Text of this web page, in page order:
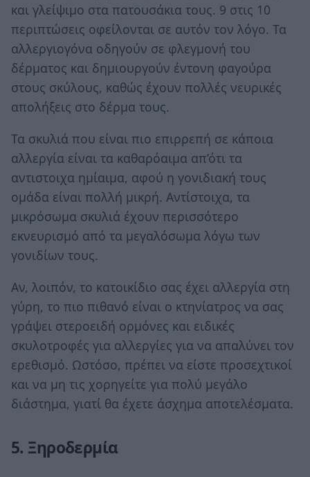
και γλείψιμο στα πατουσάκια τους. 9 στις 10
περιπτώσεις οφείλονται σε αυτόν τον λόγο. Τα
αλλεργιογόνα οδηγούν σε φλεγμονή του
δέρματος και δημιουργούν έντονη φαγούρα
στους σκύλους, καθώς έχουν πολλές νευρικές
απολήξεις στο δέρμα τους.
Τα σκυλιά που είναι πιο επιρρεπή σε κάποια
αλλεργία είναι τα καθαρόαιμα απ’ότι τα
αντιστοιχα ημίαιμα, αφού η γονιδιακή τους
ομάδα είναι πολλή μικρή. Αντίστοιχα, τα
μικρόσωμα σκυλιά έχουν περισσότερο
εκνευρισμό από τα μεγαλόσωμα λόγω των
γονιδίων τους.
Αν, λοιπόν, το κατοικίδιο σας έχει αλλεργία στη
γύρη, το πιο πιθανό είναι ο κτηνίατρος να σας
γράψει στεροειδή ορμόνες και ειδικές
σκυλοτροφές για αλλεργίες για να απαλύνει τον
ερεθισμό. Ωστόσο, πρέπει να είστε προσεχτικοί
και να μη τις χορηγείτε για πολύ μεγάλο
διάστημα, γιατί θα έχετε άσχημα αποτελέσματα.
5. Ξηροδερμία